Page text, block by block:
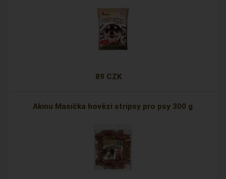
89 CZK
Akinu Masíčka hovězí stripsy pro psy 300 g